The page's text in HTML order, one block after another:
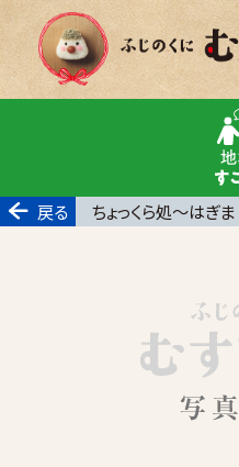
戻る ちょっくら処～はぎま